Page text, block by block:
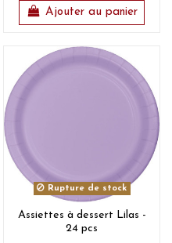
Ajouter au panier
Rupture de stock
Assiettes à dessert Lilas -
24 pcs